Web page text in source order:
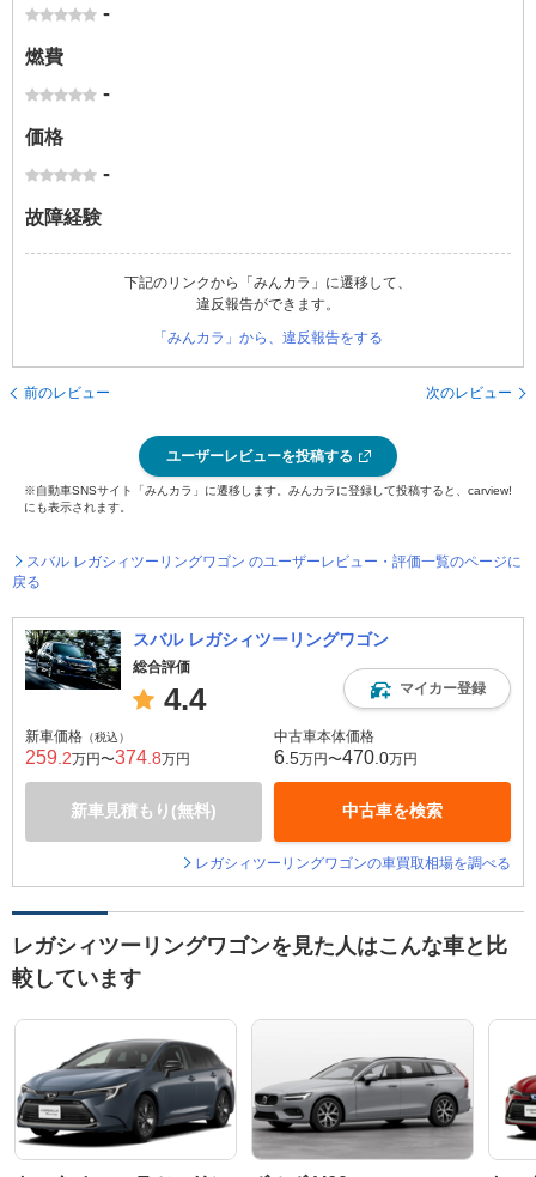
-
燃費
-
価格
-
故障経験
下記のリンクから「みんカラ」に遷移して、
違反報告ができます。
「みんカラ」から、違反報告をする
前のレビュー 次のレビュー
ユーザーレビューを投稿する
※自動車SNSサイト「みんカラ」に遷移します。みんカラに登録して投稿すると、carview!
にも表示されます。
スバル レガシィツーリングワゴン のユーザーレビュー・評価一覧のページに
戻る
スバル レガシィツーリングワゴン
総合評価
4.4 マイカー登録
新車価格 （税込）
259 .2万円〜374 .8万円
新車見積もり(無料)
中古車本体価格
6 .5万円〜470 .0万円
中古車を検索
レガシィツーリングワゴンの車買取相場を調べる
レガシィツーリングワゴンを見た人はこんな車と比
較しています